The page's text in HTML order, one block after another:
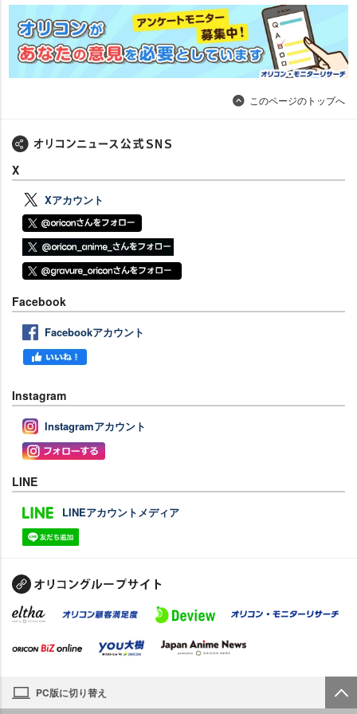
このページのトップへ
X
Xアカウント
Facebook
Facebookアカウント
Instagram
Instagramアカウント
LINE
LINEアカウントメディア
PC版に切り替え